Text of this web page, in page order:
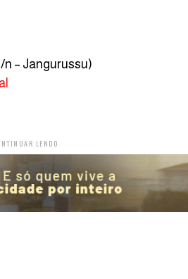
n – Jangurussu)
LENDO